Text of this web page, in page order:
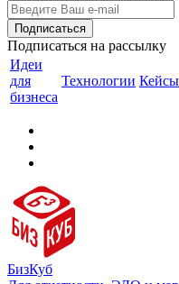
Подписаться на рассылку
Идеи
для
бизнеса
Технологии Кейсы
БизКуб